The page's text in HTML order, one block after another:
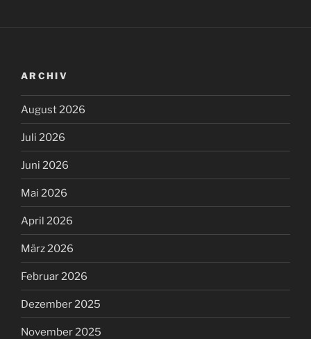
ARCHIV
August 2026
Juli 2026
Juni 2026
Mai 2026
April 2026
März 2026
Februar 2026
Dezember 2025
November 2025